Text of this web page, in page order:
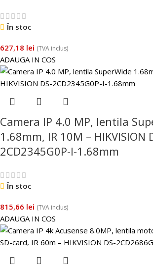
În stoc
627,18 lei (TVA inclus)
ADAUGA IN COS
Camera IP 4.0 MP, lentila
1.68mm, IR 10M – HIKVISION
2CD2345G0P-I-1.68mm
În stoc
815,66 lei (TVA inclus)
ADAUGA IN COS